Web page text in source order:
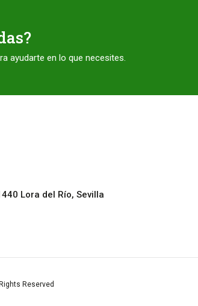
ayudarte en lo que necesites.
Lora del Río, Sevilla
Reserved